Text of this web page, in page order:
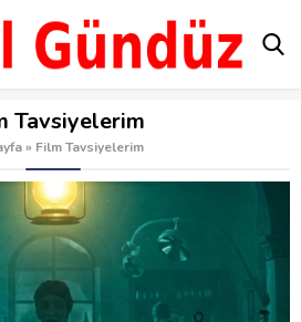
Tavsiyelerim
» Film Tavsiyelerim